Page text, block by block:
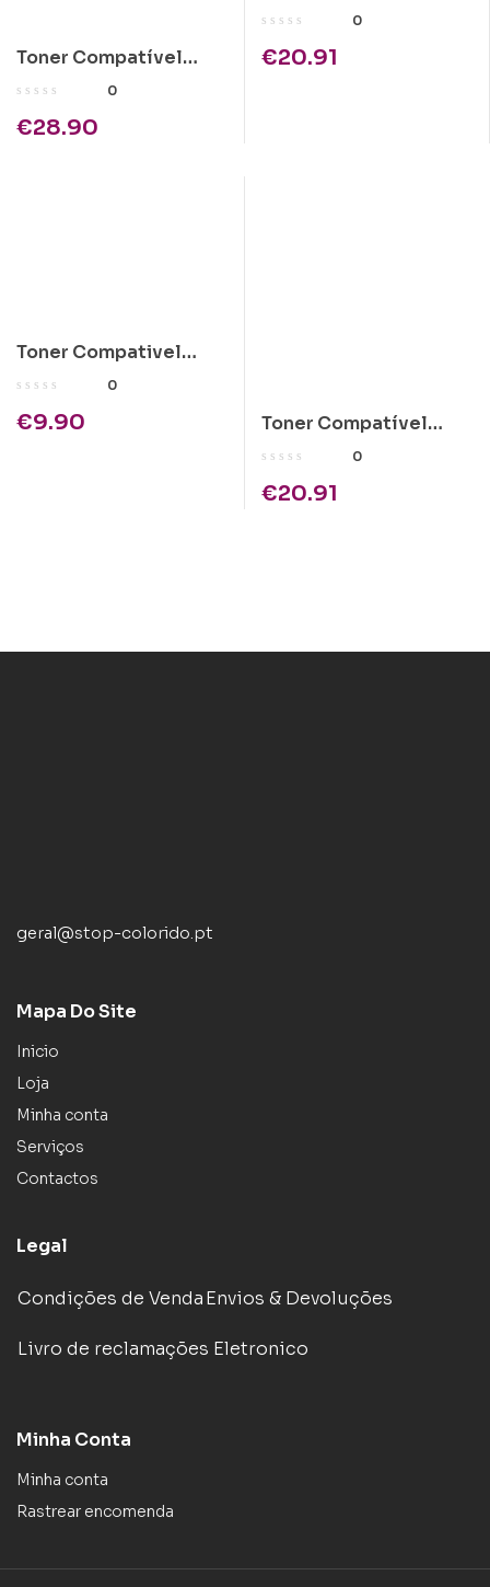
Toner Compatível
Epson C1100 Amarelo
0
€28.90
Kyocera TK-440
0
€20.91
Toner Compativel
Kyocera TK-130
0
€9.90
Toner Compatível
Kyocera KM-2530/KM-
0
€20.91
geral@stop-colorido.pt
Mapa Do Site
Inicio
Loja
Minha conta
Serviços
Contactos
Legal
Condições de VendaEnvios & Devoluções
Livro de reclamações Eletronico
Minha Conta
Minha conta
Rastrear encomenda